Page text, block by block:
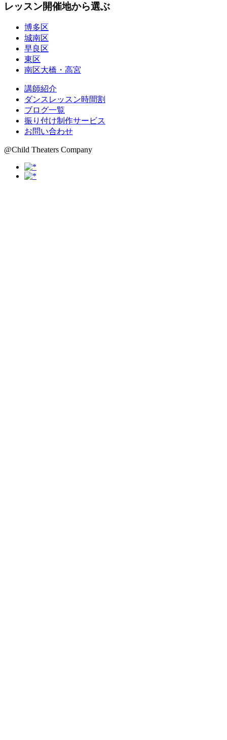
レッスン開催地から選ぶ
博多区
城南区
早良区
東区
南区大橋・高宮
講師紹介
ダンスレッスン時間割
ブログ一覧
振り付け制作サービス
お問い合わせ
@Child Theaters Company